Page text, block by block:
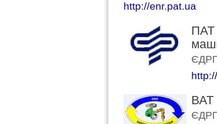
http://enr.pat.ua
ПАТ
ВАТ